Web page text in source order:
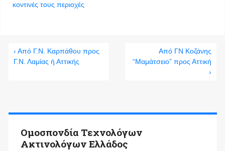
κοντινές τους περιοχές
‹ Από Γ.Ν. Καρπάθου προς
Γ.Ν. Λαμίας ή Αττικής
Από ΓΝ Κοζάνης
“Μαμάτσειο” προς Αττική
›
Ομοσπονδία Τεχνολόγων
Ακτινολόγων Ελλάδος